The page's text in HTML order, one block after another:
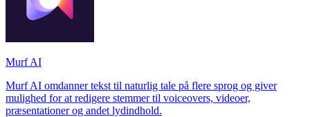
Murf AI
Murf AI omdanner tekst til naturlig tale på flere sprog og giver
mulighed for at redigere stemmer til voiceovers, videoer,
præsentationer og andet lydindhold.